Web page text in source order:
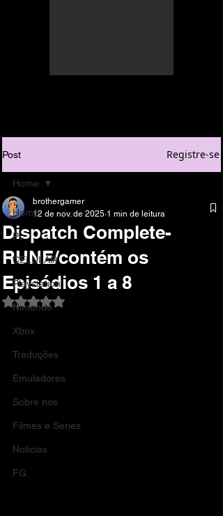
Post Registre-se
Home
Pc
CELULAR
Playstation
Nintendo
Xbox
Traduções
Emuladores
Sobre nos
Filmes e Series
Noticias
FG
Home
Dispatch Complete-
RUNE/contém os
Episódios 1 a 8
brothergamer
12 de nov. de 2025 1 min de leitura
Avaliado com NaN de 5 estrelas.